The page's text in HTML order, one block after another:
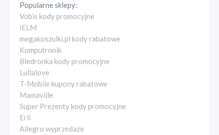
Popularne sklepy:
Vobis kody promocyjne
iELM
megakoszulki.pl kody rabatowe
Komputronik
Biedronka kody promocyjne
Lullalove
T-Mobile kupony rabatowe
Mamaville
Super Prezenty kody promocyjne
Erli
Allegro wyprzedaże